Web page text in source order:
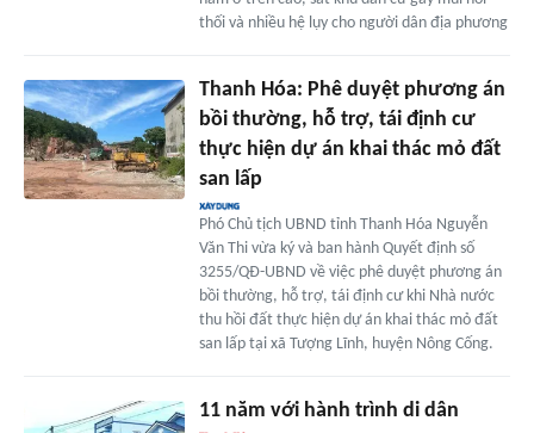
thối và nhiều hệ lụy cho người dân địa phương
Thanh Hóa: Phê duyệt phương án
bồi thường, hỗ trợ, tái định cư
thực hiện dự án khai thác mỏ đất
san lấp
Phó Chủ tịch UBND tỉnh Thanh Hóa Nguyễn
Văn Thi vừa ký và ban hành Quyết định số
3255/QĐ-UBND về việc phê duyệt phương án
bồi thường, hỗ trợ, tái định cư khi Nhà nước
thu hồi đất thực hiện dự án khai thác mỏ đất
san lấp tại xã Tượng Lĩnh, huyện Nông Cống.
11 năm với hành trình di dân